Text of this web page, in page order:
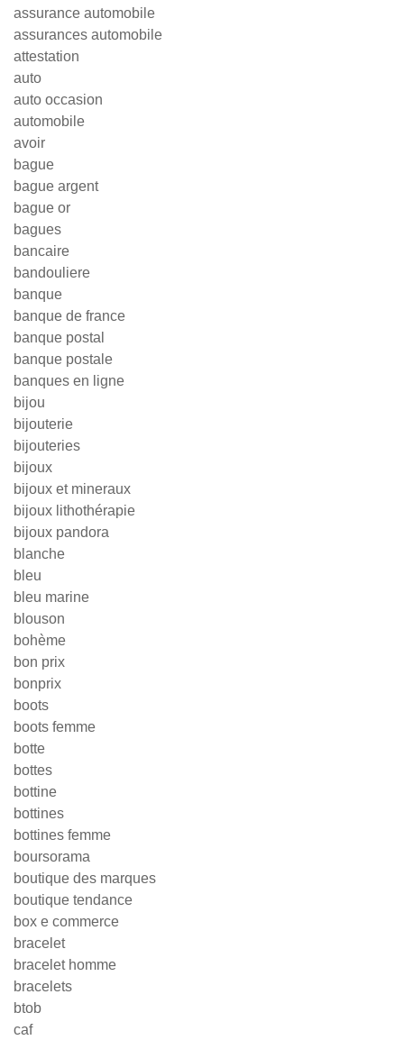
assurance automobile
assurances automobile
attestation
auto
auto occasion
automobile
avoir
bague
bague argent
bague or
bagues
bancaire
bandouliere
banque
banque de france
banque postal
banque postale
banques en ligne
bijou
bijouterie
bijouteries
bijoux
bijoux et mineraux
bijoux lithothérapie
bijoux pandora
blanche
bleu
bleu marine
blouson
bohème
bon prix
bonprix
boots
boots femme
botte
bottes
bottine
bottines
bottines femme
boursorama
boutique des marques
boutique tendance
box e commerce
bracelet
bracelet homme
bracelets
btob
caf